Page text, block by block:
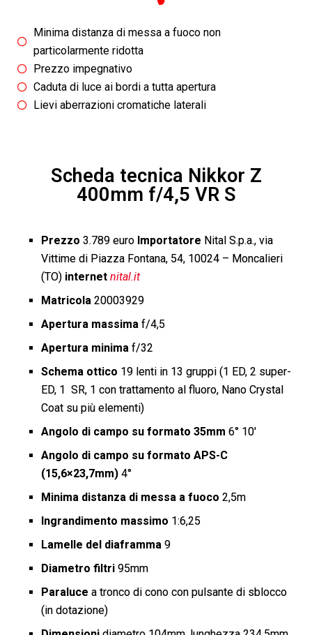
Minima distanza di messa a fuoco non
particolarmente ridotta
Prezzo impegnativo
Caduta di luce ai bordi a tutta apertura
Lievi aberrazioni cromatiche laterali
Scheda tecnica Nikkor Z
400mm f/4,5 VR S
Prezzo 3.789 euro Importatore Nital S.p.a., via
Vittime di Piazza Fontana, 54, 10024 – Moncalieri
(TO) internet nital.it
Matricola 20003929
Apertura massima f/4,5
Apertura minima f/32
Schema ottico 19 lenti in 13 gruppi (1 ED, 2 super-
ED, 1 SR, 1 con trattamento al fluoro, Nano Crystal
Coat su più elementi)
Angolo di campo su formato 35mm 6° 10′
Angolo di campo su formato APS-C
(15,6×23,7mm) 4°
Minima distanza di messa a fuoco 2,5m
Ingrandimento massimo 1:6,25
Lamelle del diaframma 9
Diametro filtri 95mm
Paraluce a tronco di cono con pulsante di sblocco
(in dotazione)